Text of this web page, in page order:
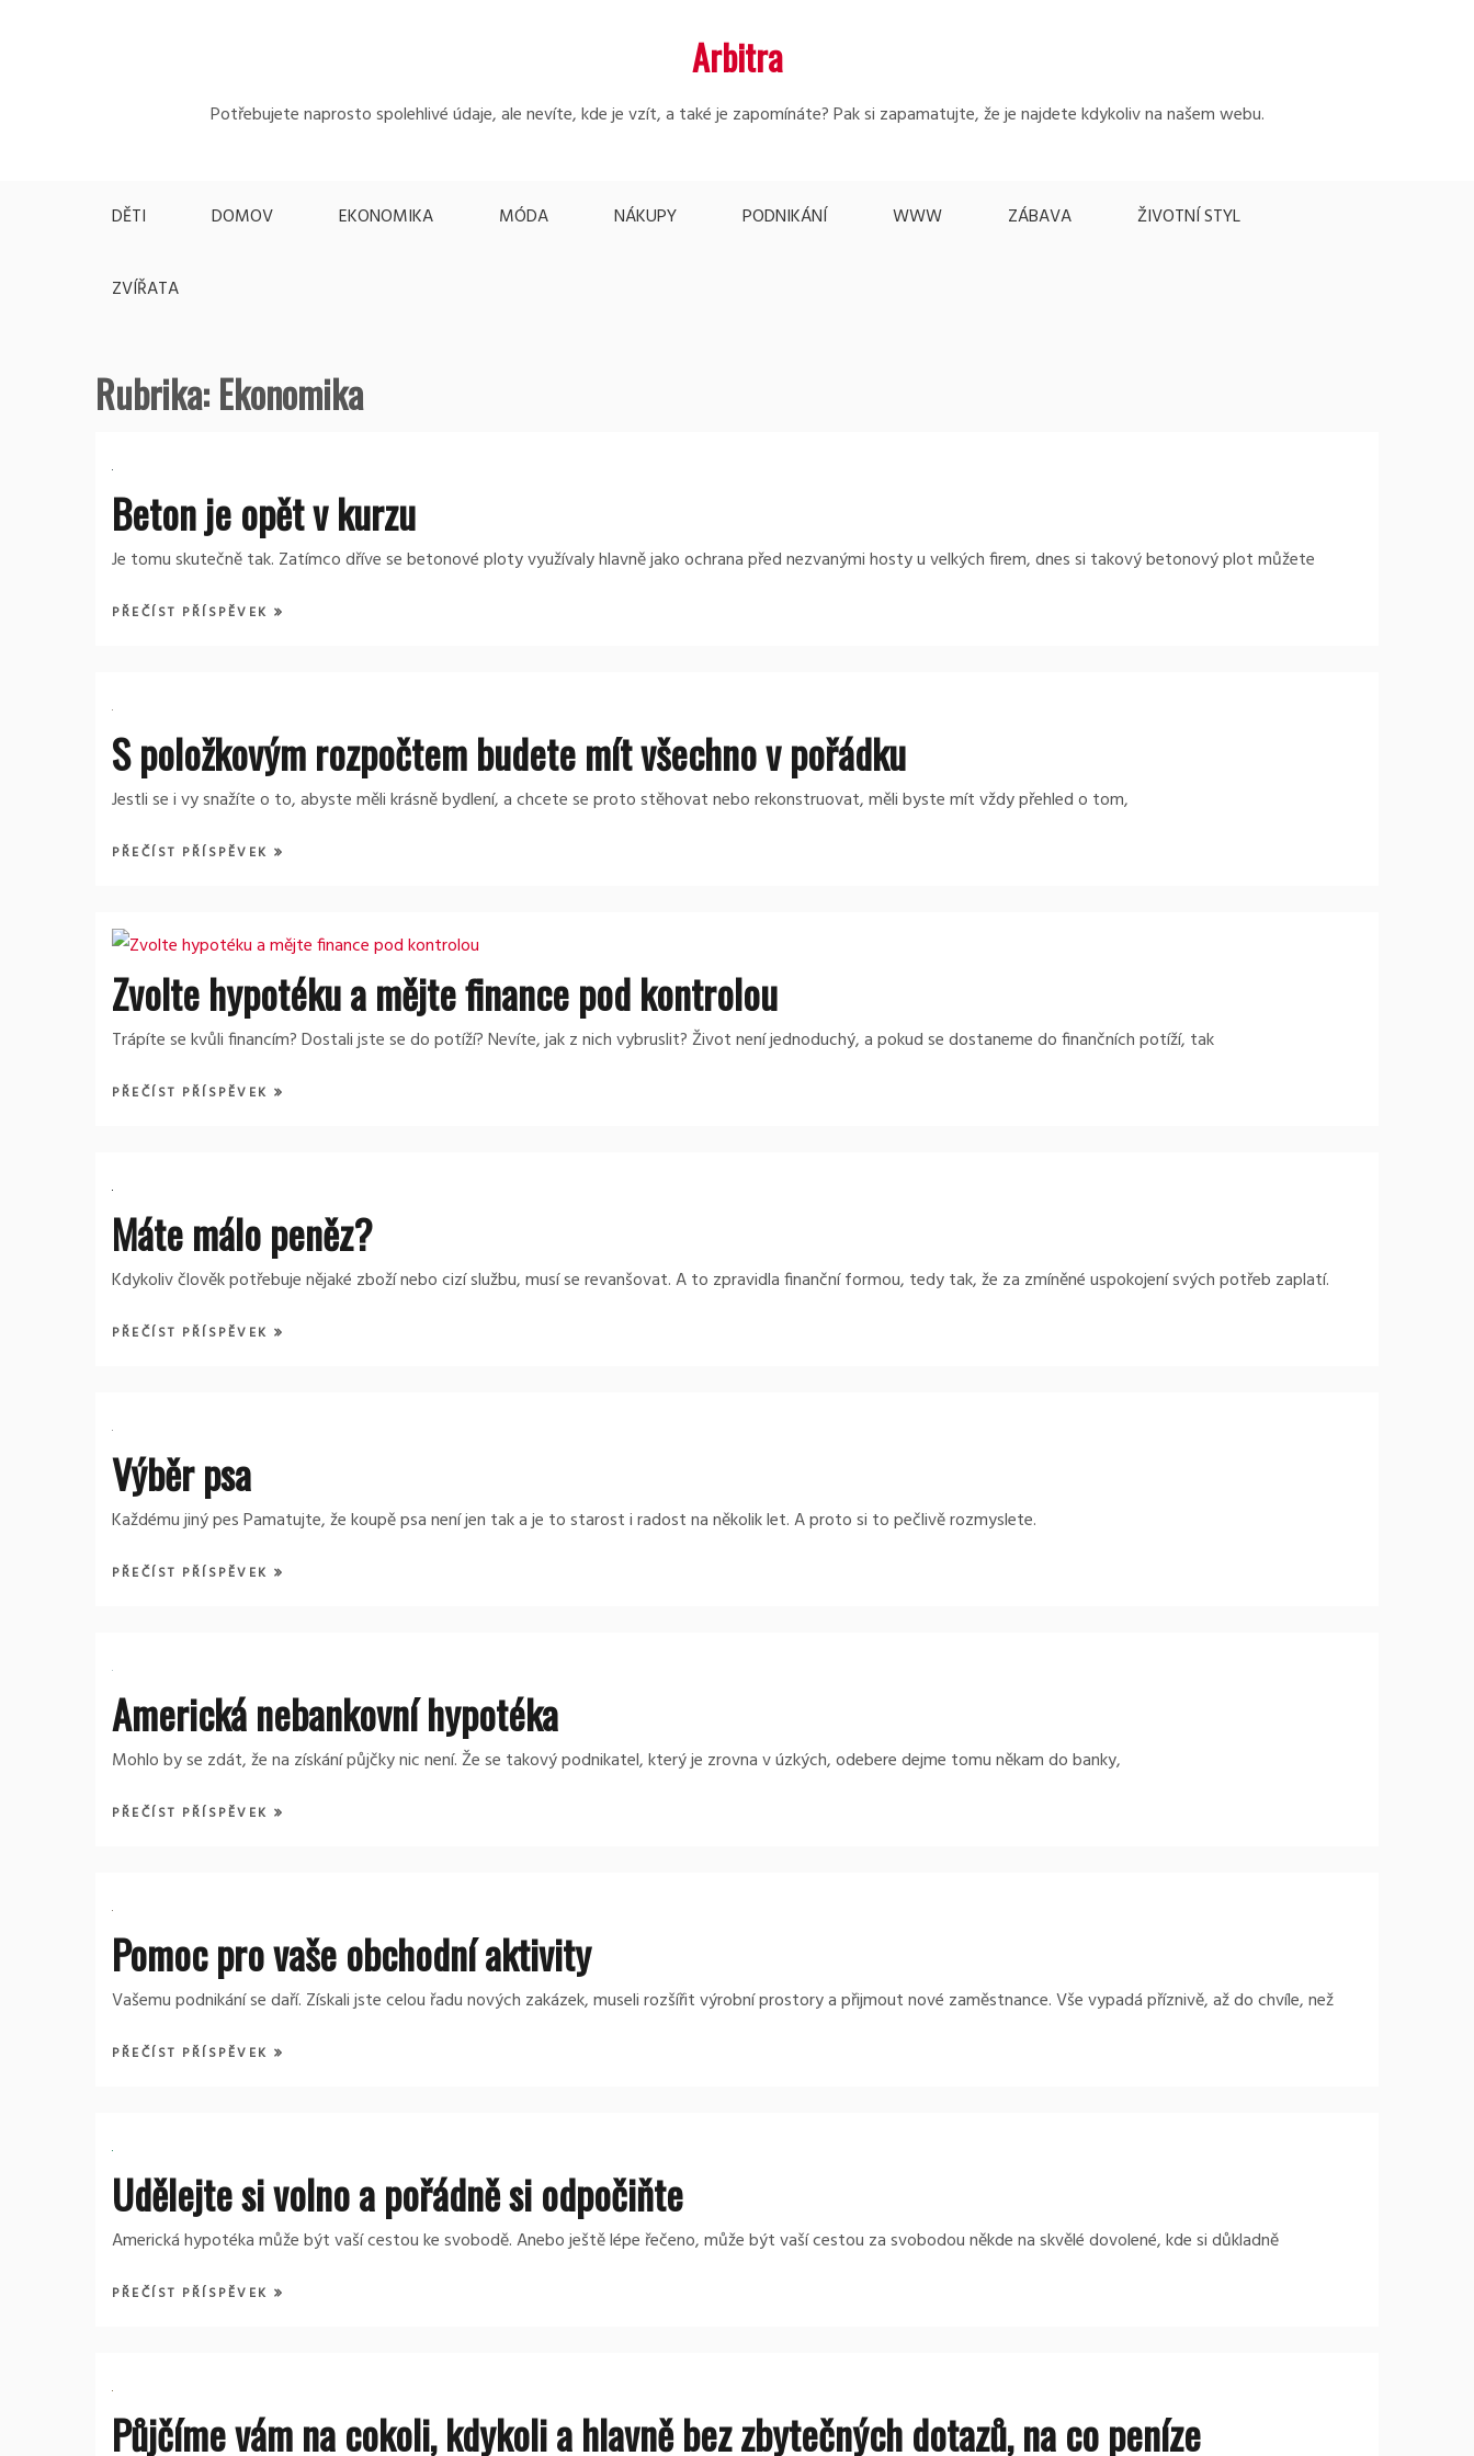
Arbitra
Potřebujete naprosto spolehlivé údaje, ale nevíte, kde je vzít, a také je zapomínáte? Pak si zapamatujte, že je najdete kdykoliv na našem webu.
DĚTI DOMOV EKONOMIKA MÓDA NÁKUPY PODNIKÁNÍ WWW ZÁBAVA ŽIVOTNÍ STYL
ZVÍŘATA
Rubrika:Ekonomika
Beton je opět v kurzu
Je tomu skutečně tak. Zatímco dříve se betonové ploty využívaly hlavně jako ochrana před nezvanými hosty u velkých firem, dnes si takový betonový plot můžete
PŘEČÍST PŘÍSPĚVEK
S položkovým rozpočtem budete mít všechno v pořádku
Jestli se i vy snažíte o to, abyste měli krásně bydlení, a chcete se proto stěhovat nebo rekonstruovat, měli byste mít vždy přehled o tom,
PŘEČÍST PŘÍSPĚVEK
Zvolte hypotéku a mějte finance pod kontrolou
Trápíte se kvůli financím? Dostali jste se do potíží? Nevíte, jak z nich vybruslit? Život není jednoduchý, a pokud se dostaneme do finančních potíží, tak
PŘEČÍST PŘÍSPĚVEK
Máte málo peněz?
Kdykoliv člověk potřebuje nějaké zboží nebo cizí službu, musí se revanšovat. A to zpravidla finanční formou, tedy tak, že za zmíněné uspokojení svých potřeb zaplatí.
PŘEČÍST PŘÍSPĚVEK
Výběr psa
Každému jiný pes Pamatujte, že koupě psa není jen tak a je to starost i radost na několik let. A proto si to pečlivě rozmyslete.
PŘEČÍST PŘÍSPĚVEK
Americká nebankovní hypotéka
Mohlo by se zdát, že na získání půjčky nic není. Že se takový podnikatel, který je zrovna v úzkých, odebere dejme tomu někam do banky,
PŘEČÍST PŘÍSPĚVEK
Pomoc pro vaše obchodní aktivity
Vašemu podnikání se daří. Získali jste celou řadu nových zakázek, museli rozšířit výrobní prostory a přijmout nové zaměstnance. Vše vypadá příznivě, až do chvíle, než
PŘEČÍST PŘÍSPĚVEK
Udělejte si volno a pořádně si odpočiňte
Americká hypotéka může být vaší cestou ke svobodě. Anebo ještě lépe řečeno, může být vaší cestou za svobodou někde na skvělé dovolené, kde si důkladně
PŘEČÍST PŘÍSPĚVEK
Půjčíme vám na cokoli, kdykoli a hlavně bez zbytečných dotazů, na co peníze